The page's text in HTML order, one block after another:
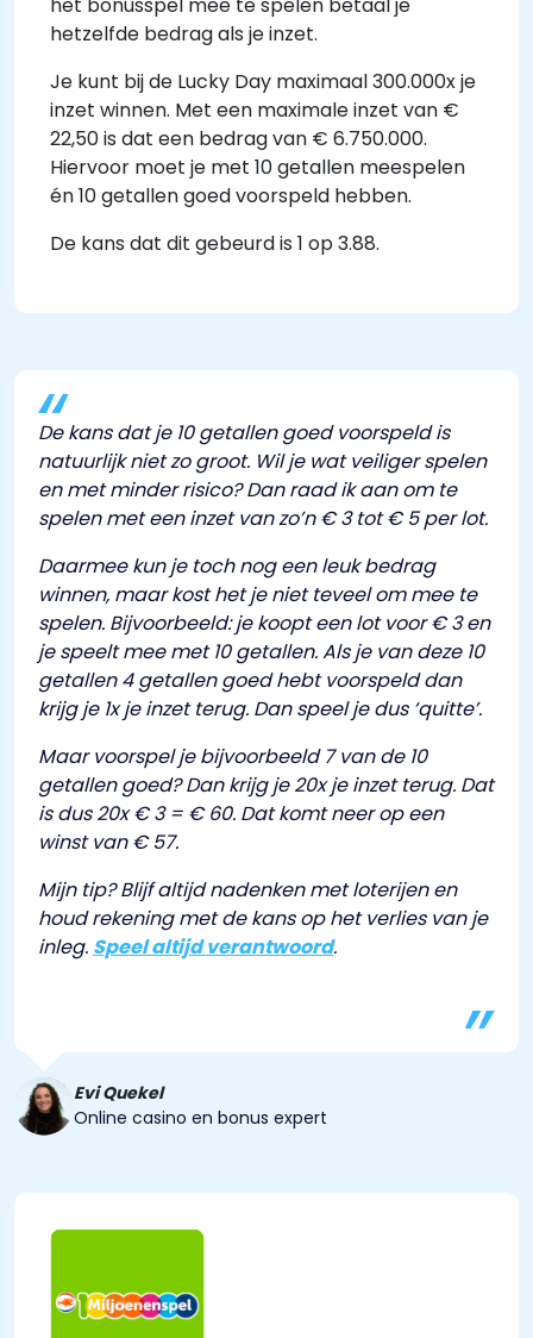
hetzelfde bedrag als je inzet.
Je kunt bij de Lucky Day maximaal 300.000x je
inzet winnen. Met een maximale inzet van €
22,50 is dat een bedrag van € 6.750.000.
Hiervoor moet je met 10 getallen meespelen
én 10 getallen goed voorspeld hebben.
De kans dat dit gebeurd is 1 op 3.88.
De kans dat je 10 getallen goed voorspeld is
natuurlijk niet zo groot. Wil je wat veiliger spelen
en met minder risico? Dan raad ik aan om te
spelen met een inzet van zo’n € 3 tot € 5 per lot.
Daarmee kun je toch nog een leuk bedrag
winnen, maar kost het je niet teveel om mee te
spelen. Bijvoorbeeld: je koopt een lot voor € 3 en
je speelt mee met 10 getallen. Als je van deze 10
getallen 4 getallen goed hebt voorspeld dan
krijg je 1x je inzet terug. Dan speel je dus ‘quitte’.
Maar voorspel je bijvoorbeeld 7 van de 10
getallen goed? Dan krijg je 20x je inzet terug. Dat
is dus 20x € 3 = € 60. Dat komt neer op een
winst van € 57.
Mijn tip? Blijf altijd nadenken met loterijen en
houd rekening met de kans op het verlies van je
inleg. Speel altijd verantwoord.
Evi Quekel
Online casino en bonus expert